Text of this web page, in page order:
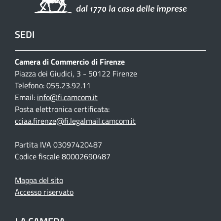
SEDI
Camera di Commercio di Firenze
Piazza dei Giudici, 3 - 50122 Firenze
Telefono: 055.23.92.11
Email: info@fi.camcom.it
Posta elettronica certificata:
cciaa.firenze@fi.legalmail.camcom.it
Partita IVA 03097420487
Codice fiscale 80002690487
Mappa del sito
Accesso riservato